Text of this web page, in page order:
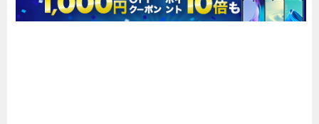
e er n k
y